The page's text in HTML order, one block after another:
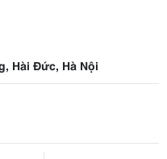
Hài Đức, Hà Nội